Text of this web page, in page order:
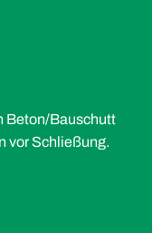
Beton/Bauschutt
vor Schließung.